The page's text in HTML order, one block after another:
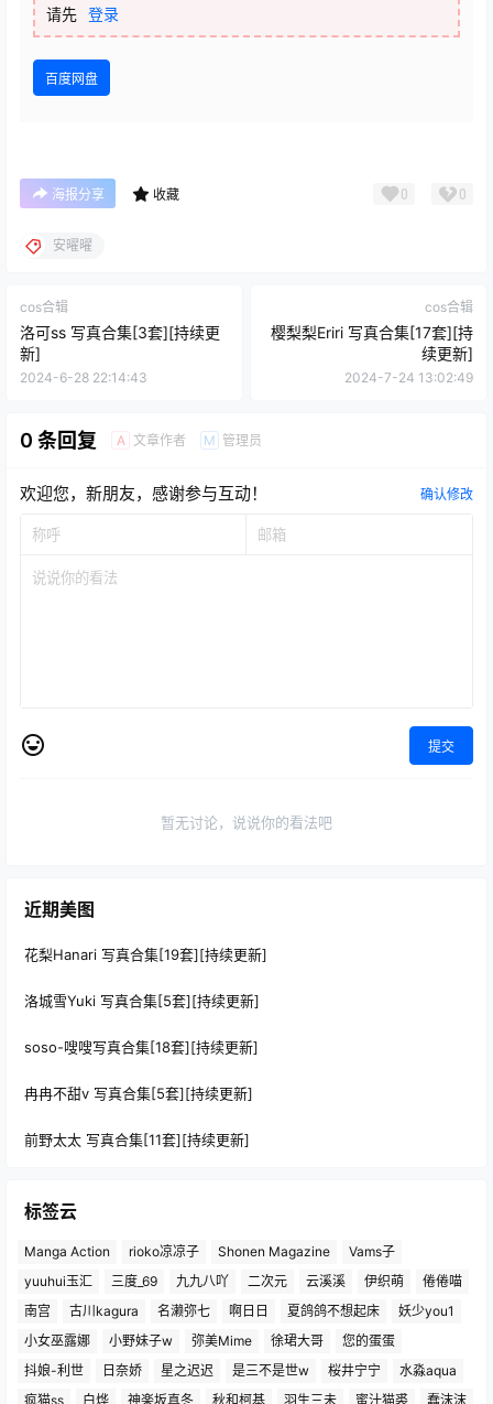
请先 登录
百度网盘
海报分享 收藏 0 0
安曜曜
cos合辑
洛可ss 写真合集[3套][持续更
新]
2024-6-28 22:14:43
cos合辑
樱梨梨Eriri 写真合集[17套][持
续更新]
2024-7-24 13:02:49
0 条回复 A 文章作者 M 管理员
欢迎您，新朋友，感谢参与互动！ 确认修改
提交
暂无讨论，说说你的看法吧
近期美图
花梨Hanari 写真合集[19套][持续更新]
洛城雪Yuki 写真合集[5套][持续更新]
soso-嗖嗖写真合集[18套][持续更新]
冉冉不甜v 写真合集[5套][持续更新]
前野太太 写真合集[11套][持续更新]
标签云
Manga Action rioko凉凉子 Shonen Magazine
Vams子
yuuhui玉汇
三度_69 九九八吖 二次元 云溪溪 伊织萌
倦倦喵
南宫
古川kagura 名濑弥七 啊日日 夏鸽鸽不想起床
妖少you1
小女巫露娜
小野妹子w 弥美Mime 徐珺大哥
您的蛋蛋
抖娘-利世
日奈娇 星之迟迟 是三不是世w 桜井宁宁
水淼aqua
疯猫ss
白烨 神楽坂真冬 秋和柯基 羽生三未 蜜汁猫裘 蠢沫沫